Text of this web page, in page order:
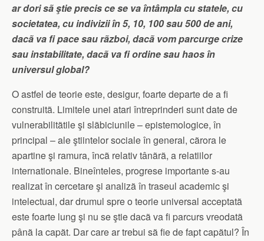
ar dori sã ştie precis ce se va întâmpla cu statele, cu
societatea, cu indivizii în 5, 10, 100 sau 500 de ani,
dacã va fi pace sau rãzboi, dacã vom parcurge crize
sau instabilitate, dacã va fi ordine sau haos în
universul global?
O astfel de teorie este, desigur, foarte departe de a fi
construitã. Limitele unei atari întreprinderi sunt date de
vulnerabilitãtile şi slãbiciunile – epistemologice, în
principal – ale ştiintelor sociale în general, cãrora le
apartine şi ramura, încã relativ tânãrã, a relatiilor
internationale. Bineînteles, progrese importante s-au
realizat în cercetare şi analizã în traseul academic şi
intelectual, dar drumul spre o teorie universal acceptatã
este foarte lung şi nu se ştie dacã va fi parcurs vreodatã
pânã la capãt. Dar care ar trebui sã fie de fapt capãtul? În